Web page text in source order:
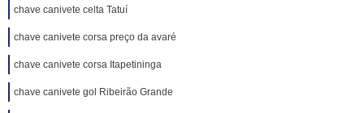
chave canivete celta Tatuí
chave canivete corsa preço da avaré
chave canivete corsa Itapetininga
chave canivete gol Ribeirão Grande